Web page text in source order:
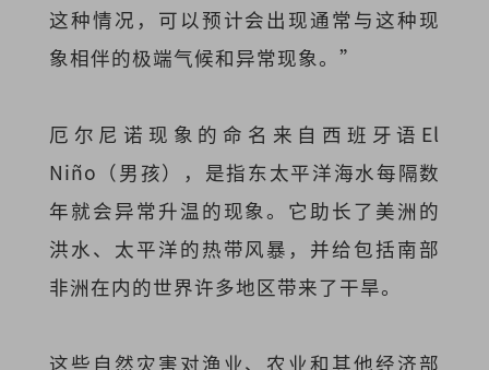
这种情况，可以预计会出现通常与这种现
象相伴的极端气候和异常现象。”
厄尔尼诺现象的命名来自西班牙语El
Niño（男孩），是指东太平洋海水每隔数
年就会异常升温的现象。它助长了美洲的
洪水、太平洋的热带风暴，并给包括南部
非洲在内的世界许多地区带来了干旱。
这些自然灾害对渔业、农业和其他经济部